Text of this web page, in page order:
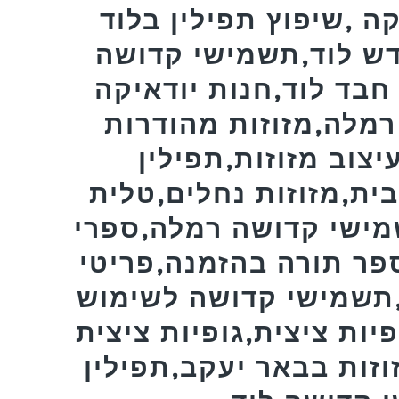
,שיפוץ תפילין בלוד
לוד,תשמישי קדושה
לוד,חנות יודאיקה
מהודרות
מזוזות,תפילין
נחלים,טלית
קדושה רמלה,ספרי
תורה בהזמנה,פריטי
קדושה לשימוש
ציצית,גופיות ציצית
בבאר יעקב,תפילין